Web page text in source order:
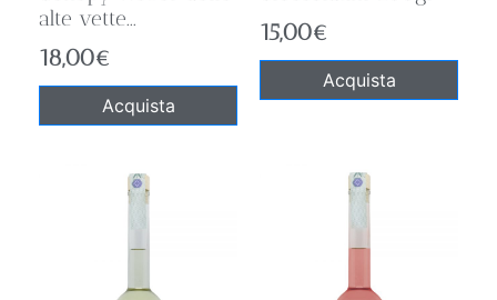
alte vette...
18,00€
Acquista
15,00€
Acquista